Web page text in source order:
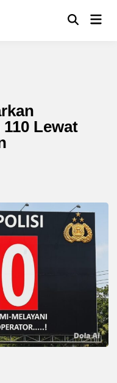
OpenMain
Lewat